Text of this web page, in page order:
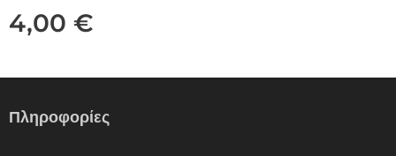
4,00 €
Πληροφορίες